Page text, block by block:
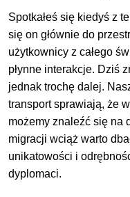
Spotkałeś się kiedyś z
się on głównie do
użytkownicy z całego
płynne interakcje. Dziś
jednak trochę dalej.
transport sprawiają, że
możemy znaleźć się na
migracji wciąż warto
unikatowości i
dyplomaci.